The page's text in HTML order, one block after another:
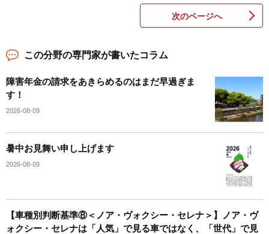
次のページへ
この分野の専門家が書いたコラム
障害年金の請求をあきらめるのはまだ早過ぎま
す！
2026-08-09
暑中お見舞い申し上げます
2026-08-09
【車種別判断基準⑧＜ノア・ヴォクシー・セレナ＞】ノア・ヴ
ォクシー・セレナは「人気」で見る車ではなく、「世代」で見